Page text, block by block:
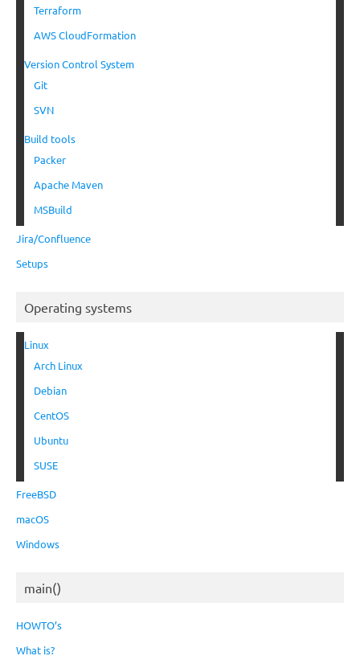
Terraform
AWS CloudFormation
Version Control System
Git
SVN
Build tools
Packer
Apache Maven
MSBuild
Jira/Confluence
Setups
Operating systems
Linux
Arch Linux
Debian
CentOS
Ubuntu
SUSE
FreeBSD
macOS
Windows
main()
HOWTO’s
What is?